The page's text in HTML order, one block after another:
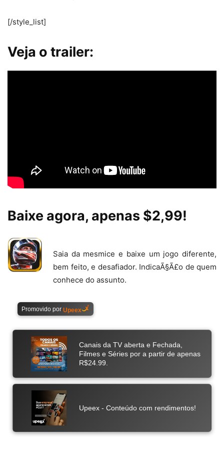
[/style_list]
Veja o trailer:
Baixe agora, apenas $2,99!
Saia da mesmice e baixe um jogo diferente,
bem feito, e desafiador. IndicaÃ§Ã£o de quem
conhece do assunto.